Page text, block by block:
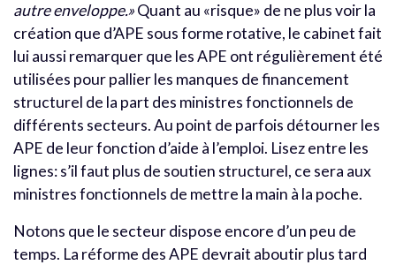
autre enveloppe.»Quant au «risque» de ne plus voir la
création que d’APE sous forme rotative, le cabinet fait
lui aussi remarquer que les APE ont régulièrement été
utilisées pour pallier les manques de financement
structurel de la part des ministres fonctionnels de
différents secteurs. Au point de parfois détourner les
APE de leur fonction d’aide à l’emploi. Lisez entre les
lignes: s’il faut plus de soutien structurel, ce sera aux
ministres fonctionnels de mettre la main à la poche.
Notons que le secteur dispose encore d’un peu de
temps. La réforme des APE devrait aboutir plus tard